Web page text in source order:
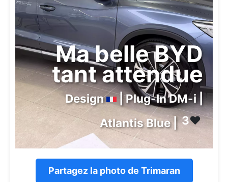
Ma belle BYD
tant attendue
Design
| Plug-In DM-i |
Atlantis Blue |3❤️
Partagez la photo de Trimaran